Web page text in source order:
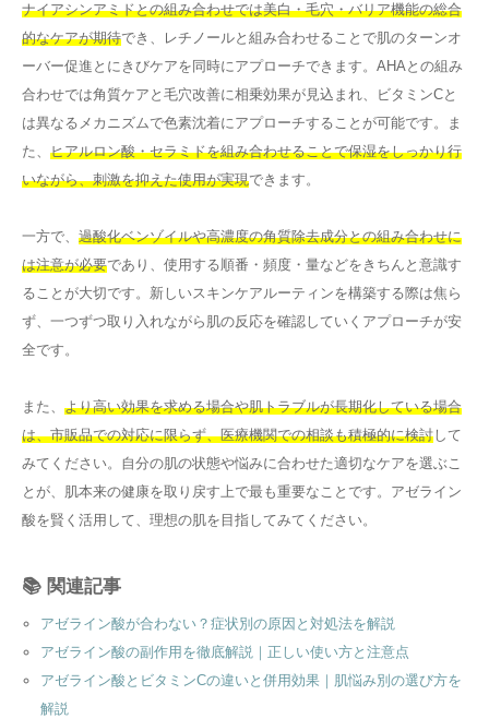
ナイアシンアミドとの組み合わせでは美白・毛穴・バリア機能の総合
的なケアが期待でき、レチノールと組み合わせることで肌のターンオ
ーバー促進とにきびケアを同時にアプローチできます。AHAとの組み
合わせでは角質ケアと毛穴改善に相乗効果が見込まれ、ビタミンCと
は異なるメカニズムで色素沈着にアプローチすることが可能です。ま
た、 ヒアルロン酸・セラミドを組み合わせることで保湿をしっかり行
いながら、刺激を抑えた使用が実現できます。
一方で、 過酸化ベンゾイルや高濃度の角質除去成分との組み合わせに
は注意が必要であり、使用する順番・頻度・量などをきちんと意識す
ることが大切です。新しいスキンケアルーティンを構築する際は焦ら
ず、一つずつ取り入れながら肌の反応を確認していくアプローチが安
全です。
また、 より高い効果を求める場合や肌トラブルが長期化している場合
は、市販品での対応に限らず、医療機関での相談も積極的に検討 して
みてください。自分の肌の状態や悩みに合わせた適切なケアを選ぶこ
とが、肌本来の健康を取り戻す上で最も重要なことです。アゼライン
酸を賢く活用して、理想の肌を目指してみてください。
📚 関連記事
アゼライン酸が合わない？症状別の原因と対処法を解説
アゼライン酸の副作用を徹底解説｜正しい使い方と注意点
アゼライン酸とビタミンCの違いと併用効果｜肌悩み別の選び方を
解説